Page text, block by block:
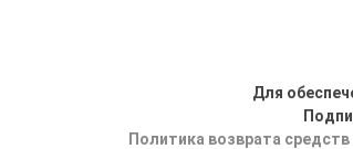
Для
Политика возврата средств